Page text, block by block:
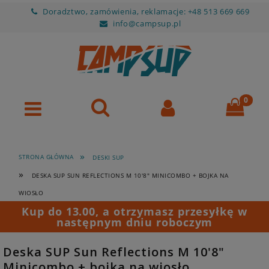
Doradztwo, zamówienia, reklamacje: +48 513 669 669
info@campsup.pl
STRONA GŁÓWNA » DESKI SUP
» DESKA SUP SUN REFLECTIONS M 10'8" MINICOMBO + BOJKA NA
WIOSŁO
Kup do 13.00, a otrzymasz przesyłkę w
następnym dniu roboczym
Deska SUP Sun Reflections M 10'8"